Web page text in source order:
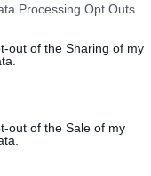
this website/app uses one
visit or usage behaviour.
to Google and its
below specified purposes
Processing Opt Outs
out of the Sharing of my
out of the Sale of my
elettrico che però
paga al parchimetro
Prezzo Servizi